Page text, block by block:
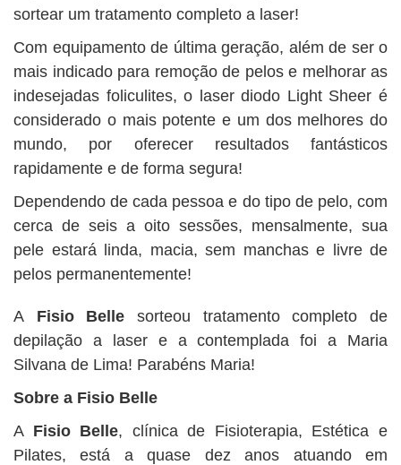
sortear um tratamento completo a laser!
Com equipamento de última geração, além de ser o
mais indicado para remoção de pelos e melhorar as
indesejadas foliculites, o laser diodo Light Sheer é
considerado o mais potente e um dos melhores do
mundo, por oferecer resultados fantásticos
rapidamente e de forma segura!
Dependendo de cada pessoa e do tipo de pelo, com
cerca de seis a oito sessões, mensalmente, sua
pele estará linda, macia, sem manchas e livre de
pelos permanentemente!
A Fisio Belle sorteou tratamento completo de
depilação a laser e a contemplada foi a Maria
Silvana de Lima! Parabéns Maria!
Sobre a Fisio Belle
A Fisio Belle, clínica de Fisioterapia, Estética e
Pilates, está a quase dez anos atuando em